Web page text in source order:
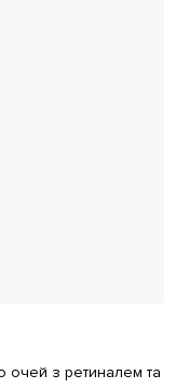
очей з ретиналем та